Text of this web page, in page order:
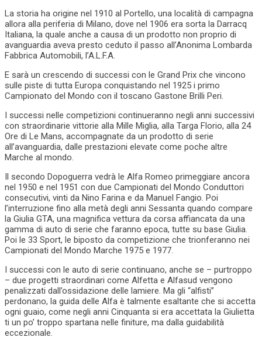
La storia ha origine nel 1910 al Portello, una località di campagna
allora alla periferia di Milano, dove nel 1906 era sorta la Darracq
Italiana, la quale anche a causa di un prodotto non proprio di
avanguardia aveva presto ceduto il passo all’Anonima Lombarda
Fabbrica Automobili, l’A.L.F.A.
E sarà un crescendo di successi con le Grand Prix che vincono
sulle piste di tutta Europa conquistando nel 1925 i primo
Campionato del Mondo con il toscano Gastone Brilli Peri.
I successi nelle competizioni continueranno negli anni successivi
con straordinarie vittorie alla Mille Miglia, alla Targa Florio, alla 24
Ore di Le Mans, accompagnate da un prodotto di serie
all’avanguardia, dalle prestazioni elevate come poche altre
Marche al mondo.
Il secondo Dopoguerra vedrà le Alfa Romeo primeggiare ancora
nel 1950 e nel 1951 con due Campionati del Mondo Conduttori
consecutivi, vinti da Nino Farina e da Manuel Fangio. Poi
l’interruzione fino alla metà degli anni Sessanta quando compare
la Giulia GTA, una magnifica vettura da corsa affiancata da una
gamma di auto di serie che faranno epoca, tutte su base Giulia.
Poi le 33 Sport, le biposto da competizione che trionferanno nei
Campionati del Mondo Marche 1975 e 1977.
I successi con le auto di serie continuano, anche se – purtroppo
– due progetti straordinari come Alfetta e Alfasud vengono
penalizzati dall’ossidazione delle lamiere. Ma gli “alfisti”
perdonano, la guida delle Alfa è talmente esaltante che si accetta
ogni guaio, come negli anni Cinquanta si era accettata la Giulietta
ti un po’ troppo spartana nelle finiture, ma dalla guidabilità
eccezionale.